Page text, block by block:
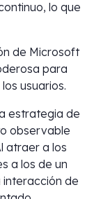
lo que
de Microsoft
para
usuarios.
estrategia de
observable
atraer a los
a los de un
interacción de